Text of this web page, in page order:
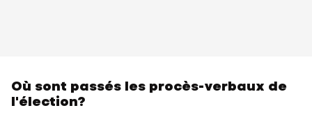
Où sont passés les procès-verbaux de
l'élection?